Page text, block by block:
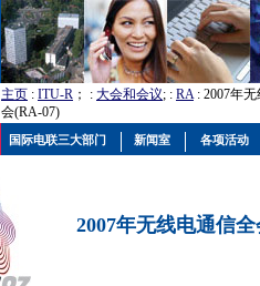
主页 : ITU-R ； : 大会和会议; : RA: 2007年
会(RA-07)
2007年无线电通信
国际电联三大部门 新闻室 各项活动